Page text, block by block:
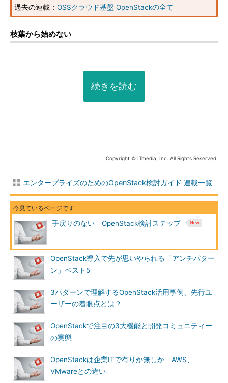
過去の連載： OSSクラウド基盤 OpenStackの全て
枝葉から始めない
続きを読む
Copyright © ITmedia, Inc. All Rights Reserved.
エンタープライズのためのOpenStack検討ガイド 連載一覧
手戻りのない OpenStack検討ステップ
OpenStack導入で先が思いやられる「アンチパター
ン」ベスト5
3パターンで理解するOpenStack活用事例、先行ユ
ーザーの着眼点とは？
OpenStackで注目の3大機能と開発コミュニティー
の実態
OpenStackは企業ITで有りか無しか AWS、
VMwareとの違い